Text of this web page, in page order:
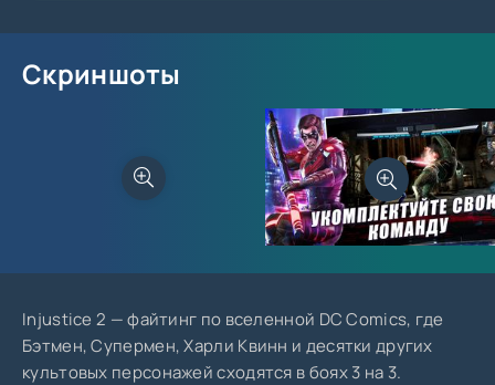
Скриншоты
Injustice 2 — файтинг по вселенной DC Comics, где
Бэтмен, Супермен, Харли Квинн и десятки других
культовых персонажей сходятся в боях 3 на 3.